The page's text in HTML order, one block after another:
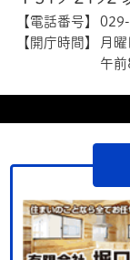
【電話番号】
【開庁時間】
月
午